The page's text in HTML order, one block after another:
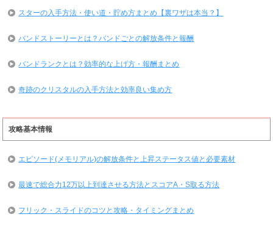
スターの入手方法・使い道・貯め方まとめ【裏ワザは本当？】
バンドストーリーとは？バンドごとの解放条件と報酬
バンドランクとは？効率的な上げ方・報酬まとめ
奇跡のクリスタルの入手方法と効率良い集め方
攻略基本情報
エピソード(メモリアル)の解放条件と上昇ステータス値と必要素材
最速で総合力12万以上到達させる方法とスコアA・S取る方法
フリック・スライドのコツと攻略・タイミングまとめ